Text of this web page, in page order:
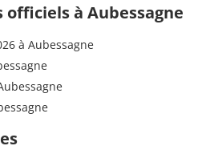
à Aubessagne
à Aubessagne